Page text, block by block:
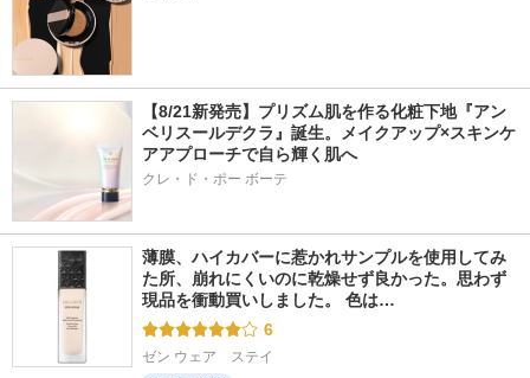
【8/21新発売】プリズム肌を作る化粧下地『アン
ベリスールデクラ』誕生。メイクアップ×スキンケ
アアプローチで自ら輝く肌へ
クレ・ド・ポー ボーテ
薄膜、ハイカバーに惹かれサンプルを使用してみ
た所、崩れにくいのに乾燥せず良かった。思わず
現品を衝動買いしました。 色は…
6
ゼン ウェア　ステイ